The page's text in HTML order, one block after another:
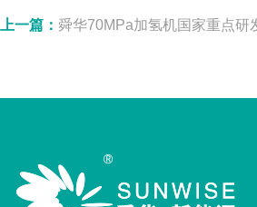
上一篇： 舜华70MPa加氢机国家重点研发计划测试